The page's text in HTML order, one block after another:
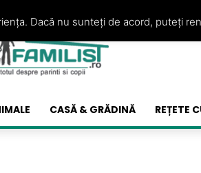
CASĂ & GRĂDINĂ REȚETE
Dacă nu sunteți de acord, puteți